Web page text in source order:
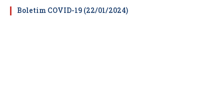
Boletim COVID-19 (22/01/2024)